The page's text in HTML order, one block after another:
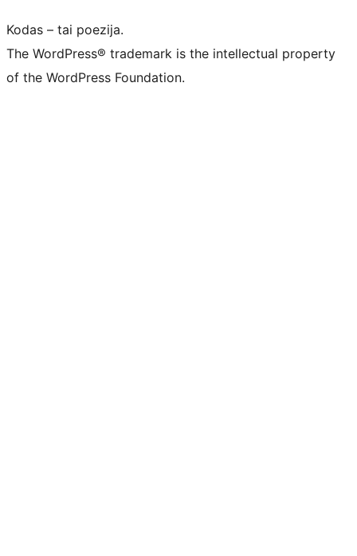
Kodas – tai poezija.
The WordPress® trademark is the intellectual property
of the WordPress Foundation.